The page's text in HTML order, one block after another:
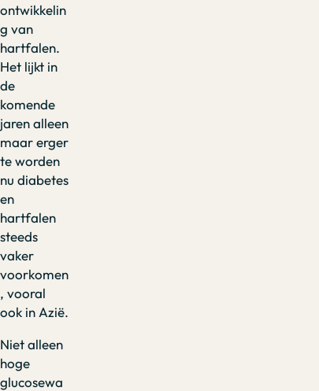
ontwikkelin
g van
hartfalen.
Het lijkt in
de
komende
jaren alleen
maar erger
te worden
nu diabetes
en
hartfalen
steeds
vaker
voorkomen
, vooral
ook in Azië.
Niet alleen
hoge
glucosewa